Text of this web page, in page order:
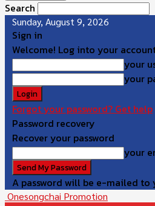
Search
Sunday, August 9, 2026
Sign in
Welcome! Log into your
your
your
Forgot your password? Get help
Password recovery
Recover your password
your
A password will be e-mailed to
Onesongchai Promotion